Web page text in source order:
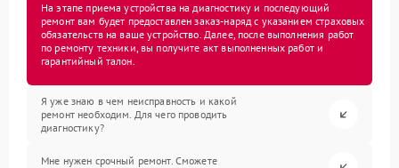
На этапе приема устройства на диагностику и последующий
ремонт вам будет предоставлен заказ-наряд с указанием страховых
обязательств на ваше устройство. Далее, после выполнения работ
по ремонту техники, вы получите акт выполненных работ и
гарантийный талон.
Я уже знаю в чем неисправность и какой
ремонт необходим. Для чего проводить
диагностику?
Мне нужен срочный ремонт. Сможете